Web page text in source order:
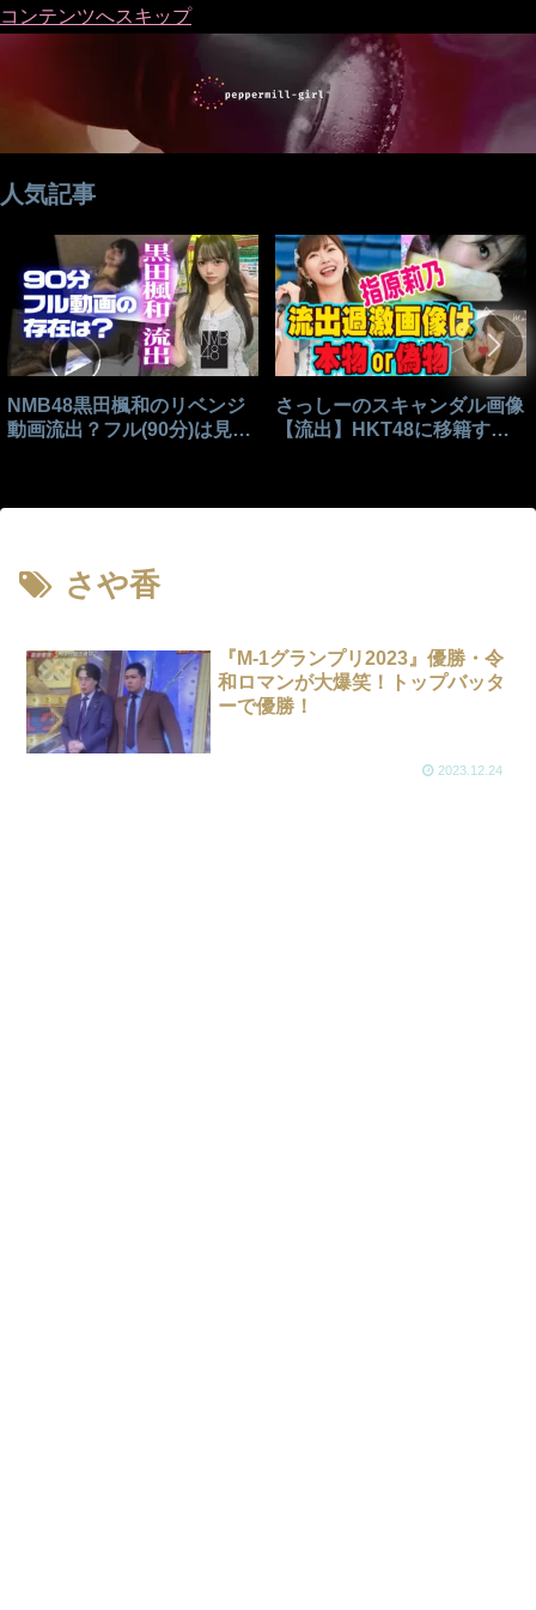
コンテンツへスキップ
人気記事
NMB48黒田楓和のリベンジ
動画流出？フル(90分)は見れ
さっしーのスキャンダル画像
【流出】HKT48に移籍する
さや香
『M-1グランプリ2023』優勝・令
和ロマンが大爆笑！トップバッタ
ーで優勝！
2023.12.24